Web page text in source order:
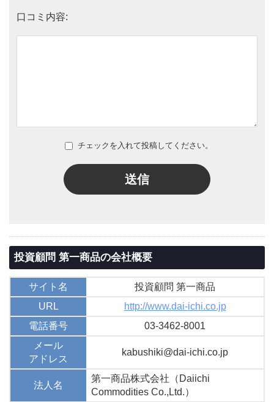
口コミ内容:
チェックを入れて投稿してください。
送信
投資顧問 第一商品の会社概要
サイト名
投資顧問 第一商品
URL
http://www.dai-ichi.co.jp
電話番号
03-3462-8001
メール
アドレス
kabushiki@dai-ichi.co.jp
法人名
第一商品株式会社（Daiichi
Commodities Co.,Ltd.）